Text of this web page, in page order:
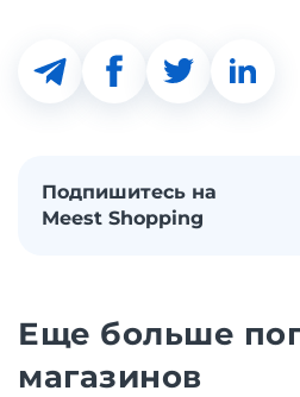
Подпишитесь на
Meest Shopping
Еще больше
магазинов